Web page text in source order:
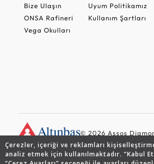
Çerezler, içeriği ve reklamları
analiz etmek için kullanılmaktadır. “Kabul
Bize Ulaşın
ONSA Rafineri
Vega Okulları
Uyum Politikamız
Kullanım Şartları
© 2026 Assos